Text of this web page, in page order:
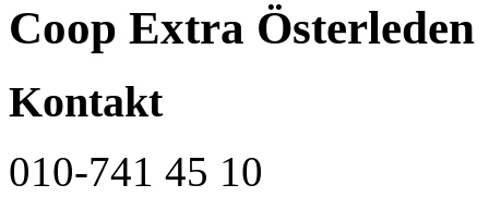
Coop Extra Österleden
Kontakt
010-741 45 10